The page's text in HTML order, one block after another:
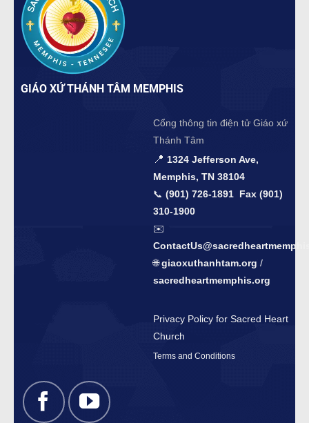
GIÁO XỨ THÁNH TÂM MEMPHIS
Cổng thông tin điện tử Giáo xứ
Thánh Tâm
📍 1324 Jefferson Ave,
Memphis, TN 38104
📞 (901) 726-1891 Fax (901)
310-1900
✉️
🌐giaoxuthanhtam.org /
sacredheartmemphis.org
Privacy Policy for Sacred Heart
Church
Terms and Conditions